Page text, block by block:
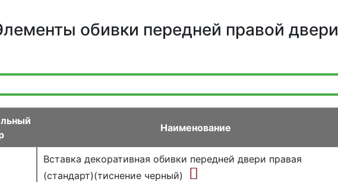
обивки передней правой двери
Наименование
Вставка декоративная обивки передней двери правая
(стандарт)(тиснение черный)